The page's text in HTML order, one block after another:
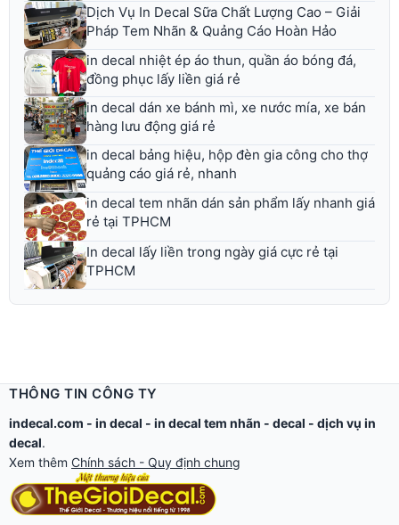
Dịch Vụ In Decal Sữa Chất Lượng Cao – Giải
Pháp Tem Nhãn & Quảng Cáo Hoàn Hảo
in decal nhiệt ép áo thun, quần áo bóng đá,
đồng phục lấy liền giá rẻ
in decal dán xe bánh mì, xe nước mía, xe bán
hàng lưu động giá rẻ
in decal bảng hiệu, hộp đèn gia công cho thợ
quảng cáo giá rẻ, nhanh
in decal tem nhãn dán sản phẩm lấy nhanh giá
rẻ tại TPHCM
In decal lấy liền trong ngày giá cực rẻ tại
TPHCM
THÔNG TIN CÔNG TY
indecal.com - in decal - in decal tem nhãn - decal - dịch vụ in
decal.
Xem thêm Chính sách - Quy định chung